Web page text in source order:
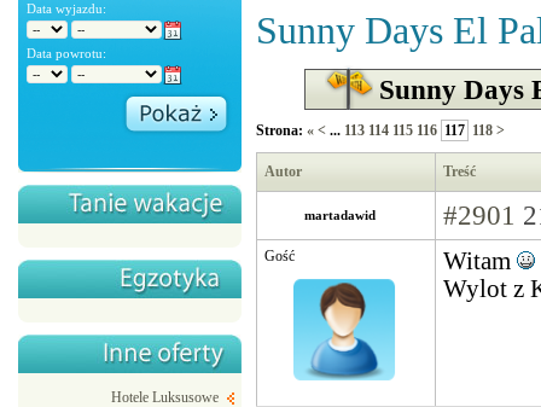
Data wyjazdu:
Data powrotu:
Hotele Luksusowe
Sunny Days El
Sunny Days
Strona: « < ... 113 114 115 116 117 118 >
Autor Treść
martadawid #2901
Gość Witam
Wylot z